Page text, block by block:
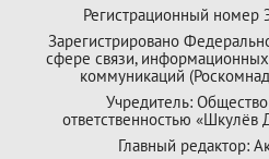
Регистрационный
Зарегистрировано
сфере связи,
коммуникаций
Учредитель:
ответственностью «Шкулёв
Главный редактор: